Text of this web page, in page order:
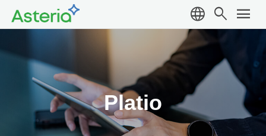
language search menu
Platio